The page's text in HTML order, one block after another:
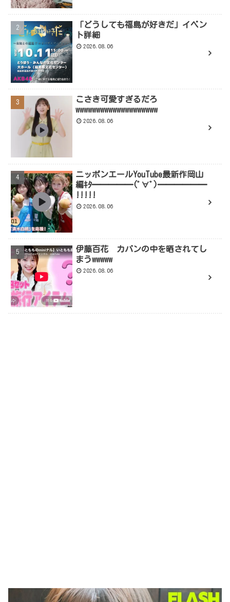
「どうしても福島が好きだ」イベン
ト詳細
2026.08.06
こさき可愛すぎるだろ
wwwwwwwwwwwwwwwwwwww
2026.08.06
ニッポンエールYouTube最新作岡山
編ｷﾀ━━━━━(ﾟ∀ﾟ)━━━━━━
!!!!!
2026.08.06
伊藤百花 カバンの中を晒されてし
まうwwwww
2026.08.06